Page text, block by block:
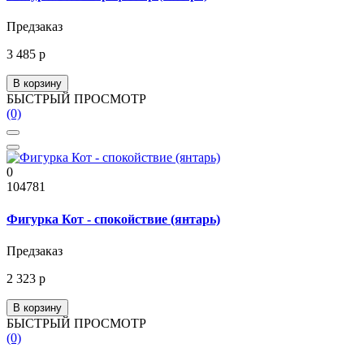
Предзаказ
3 485 р
В корзину
БЫСТРЫЙ ПРОСМОТР
(0)
0
104781
Фигурка Кот - спокойствие (янтарь)
Предзаказ
2 323 р
В корзину
БЫСТРЫЙ ПРОСМОТР
(0)